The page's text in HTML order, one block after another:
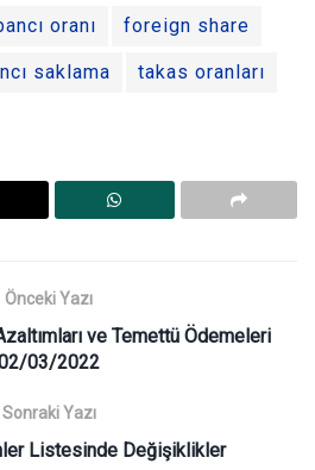
oranı foreign share
saklama takas oranları
Önceki Yazı
ve Temettü Ödemeleri
03/2022
Sonraki Yazı
Listesinde Değişiklikler